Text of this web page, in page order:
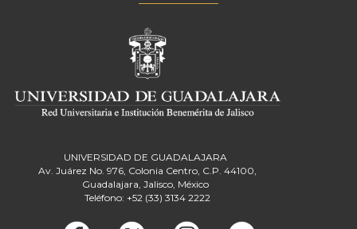
UNIVERSIDAD DE GUADALAJARA
Av. Juárez No. 976, Colonia Centro, C.P. 44100,
Guadalajara, Jalisco, México
Teléfono: +52 (33) 3134 2222